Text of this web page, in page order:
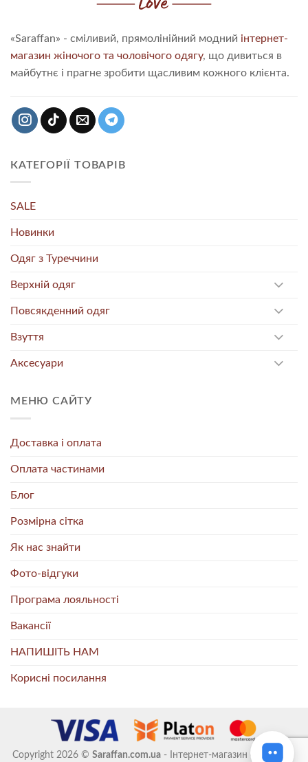
«Saraffan» - сміливий, прямолінійний модний інтернет-
магазин жіночого та чоловічого одягу, що дивиться в
майбутнє і прагне зробити щасливим кожного клієнта.
КАТЕГОРІЇ ТОВАРІВ
SALE
Новинки
Одяг з Туреччини
Верхній одяг
Повсякденний одяг
Взуття
Аксесуари
МЕНЮ САЙТУ
Доставка і оплата
Оплата частинами
Блог
Розмірна сітка
Як нас знайти
Фото-відгуки
Програма лояльності
Вакансії
НАПИШІТЬ НАМ
Корисні посилання
Copyright 2026 © Saraffan.com.ua- Інтернет-магазин стильного